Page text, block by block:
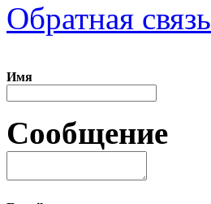
Обратная связь
Имя
Сообщение